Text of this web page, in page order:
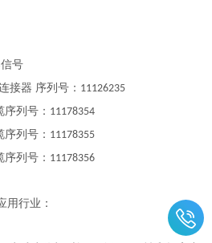
号
接器 序列号： 11126235
列号： 11178354
列号： 11178355
列号： 11178356
用行业：